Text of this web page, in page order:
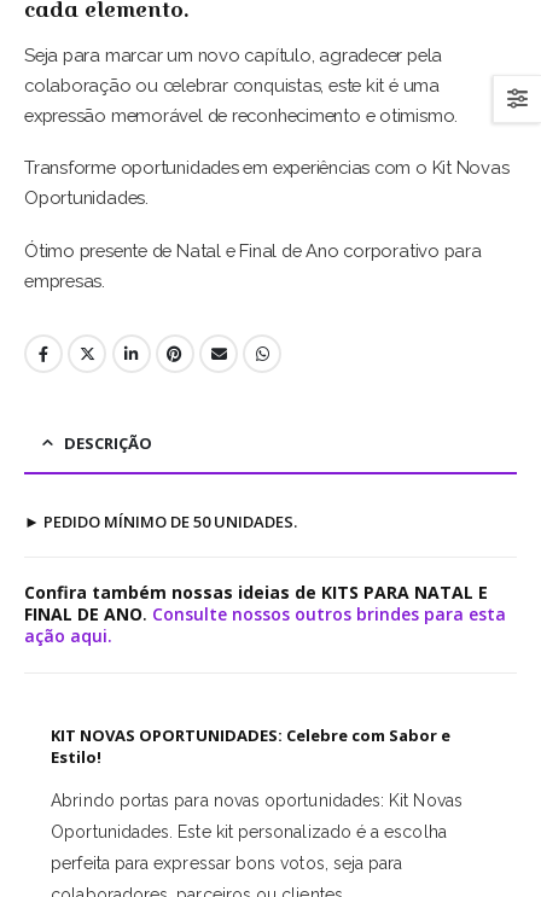
cada elemento.
Seja para marcar um novo capítulo, agradecer pela
colaboração ou celebrar conquistas, este kit é uma
expressão memorável de reconhecimento e otimismo.
Transforme oportunidades em experiências com o Kit Novas
Oportunidades.
Ótimo presente de Natal e Final de Ano corporativo para
empresas.
DESCRIÇÃO
► PEDIDO MÍNIMO DE 50 UNIDADES.
Confira também nossas ideias de KITS PARA NATAL E
FINAL DE ANO. Consulte nossos outros brindes para esta
ação aqui.
KIT NOVAS OPORTUNIDADES: Celebre com Sabor e
Estilo!
Abrindo portas para novas oportunidades: Kit Novas
Oportunidades. Este kit personalizado é a escolha
perfeita para expressar bons votos, seja para